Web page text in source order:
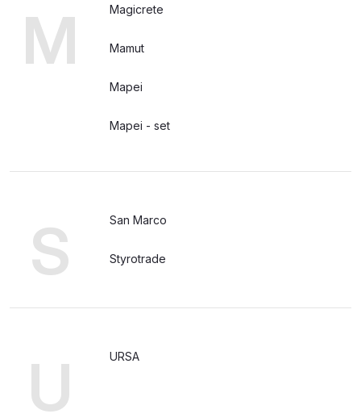
M Magicrete
Mamut
Mapei
Mapei - set
S San Marco
Styrotrade
U URSA